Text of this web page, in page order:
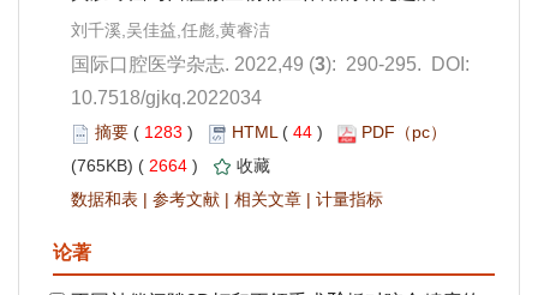
): 290-295. DOI:
10.7518/gjkq.2022034
1283 ) 44 )
2664 )
|
| |